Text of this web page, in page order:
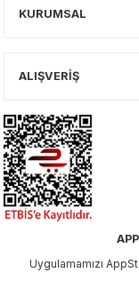
KURUMSAL
ALIŞVERİŞ
Uygulamamızı